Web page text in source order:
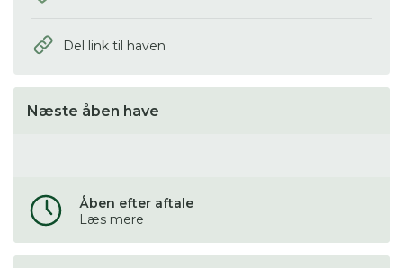
Del link til haven
Næste åben have
Åben efter aftale
Læs mere